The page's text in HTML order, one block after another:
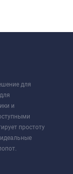
для
и
простоту